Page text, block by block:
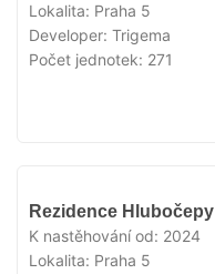
Lokalita: Praha 5
Developer: Trigema
Počet jednotek: 271
Rezidence Hlubočepy
K nastěhování od: 2024
Lokalita: Praha 5